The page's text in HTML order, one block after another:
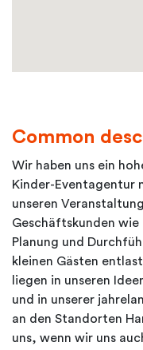
Common
Wir haben uns ein
Kinder-Eventagentur
unseren
Geschäftskunden
Planung und
kleinen Gästen
liegen in unseren
und in unserer
an den Standorten
uns, wenn wir uns